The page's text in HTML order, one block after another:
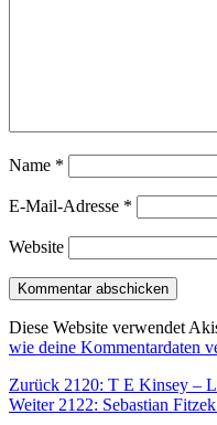
Name *
E-Mail-Adresse *
Website
Diese Website verwendet
wie deine Kommentardaten
Zurück Vorheriger
Beitrag:
2120: T E Kinsey –
Weiter Nächster
2122: Sebastian